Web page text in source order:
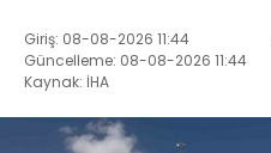
Giriş: 08-08-2026 11:44
Güncelleme: 08-08-2026 11:44
Kaynak: İHA